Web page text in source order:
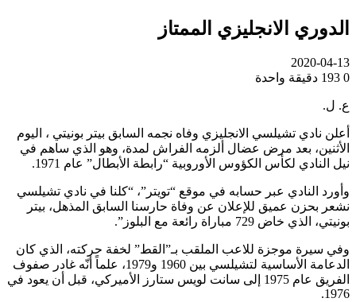
الدوري الانجليزي الممتاز
2020-04-13
0
دقيقة واحدة
ع. ل.
أعلن نادي تشيلسي الانجليزي وفاه نجمه السابق بيتر بونيتي ، اليوم
الأثنين، بعد مرض عضال ألزمه الفراش لمدة، وهو الذي ساهم في
نيل النادي لكأس الكؤوس الأوروبية “رابطة الأبطال” عام 1971.
وأورد النادي عبر حسابه في موقع “تويتر”، “كلنا في نادي تشيلسي
نشعر بحزن عميق للإعلان عن وفاة حارسنا السابق المذهل، بيتر
بونيتي، الذي خاض 729 مباراة رائعة مع البلوز”.
وفي سيرة موجزة للاعب الملقب بـ”القط” لخفة حركته، الذي كان
الدعامة الأساسية لتشيلسي بين 1960 و1979، علماً أنّه غادر صفوف
الفريق عام 1975 إلى سانت لويس ستارز الأميركي، قبل أن يعود في
1976.